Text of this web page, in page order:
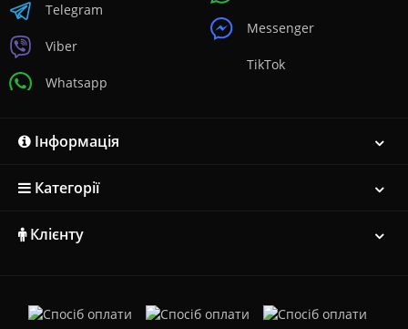
Telegram
Viber
Whatsapp
Messenger
TikTok
Інформація
Категорії
Клієнту